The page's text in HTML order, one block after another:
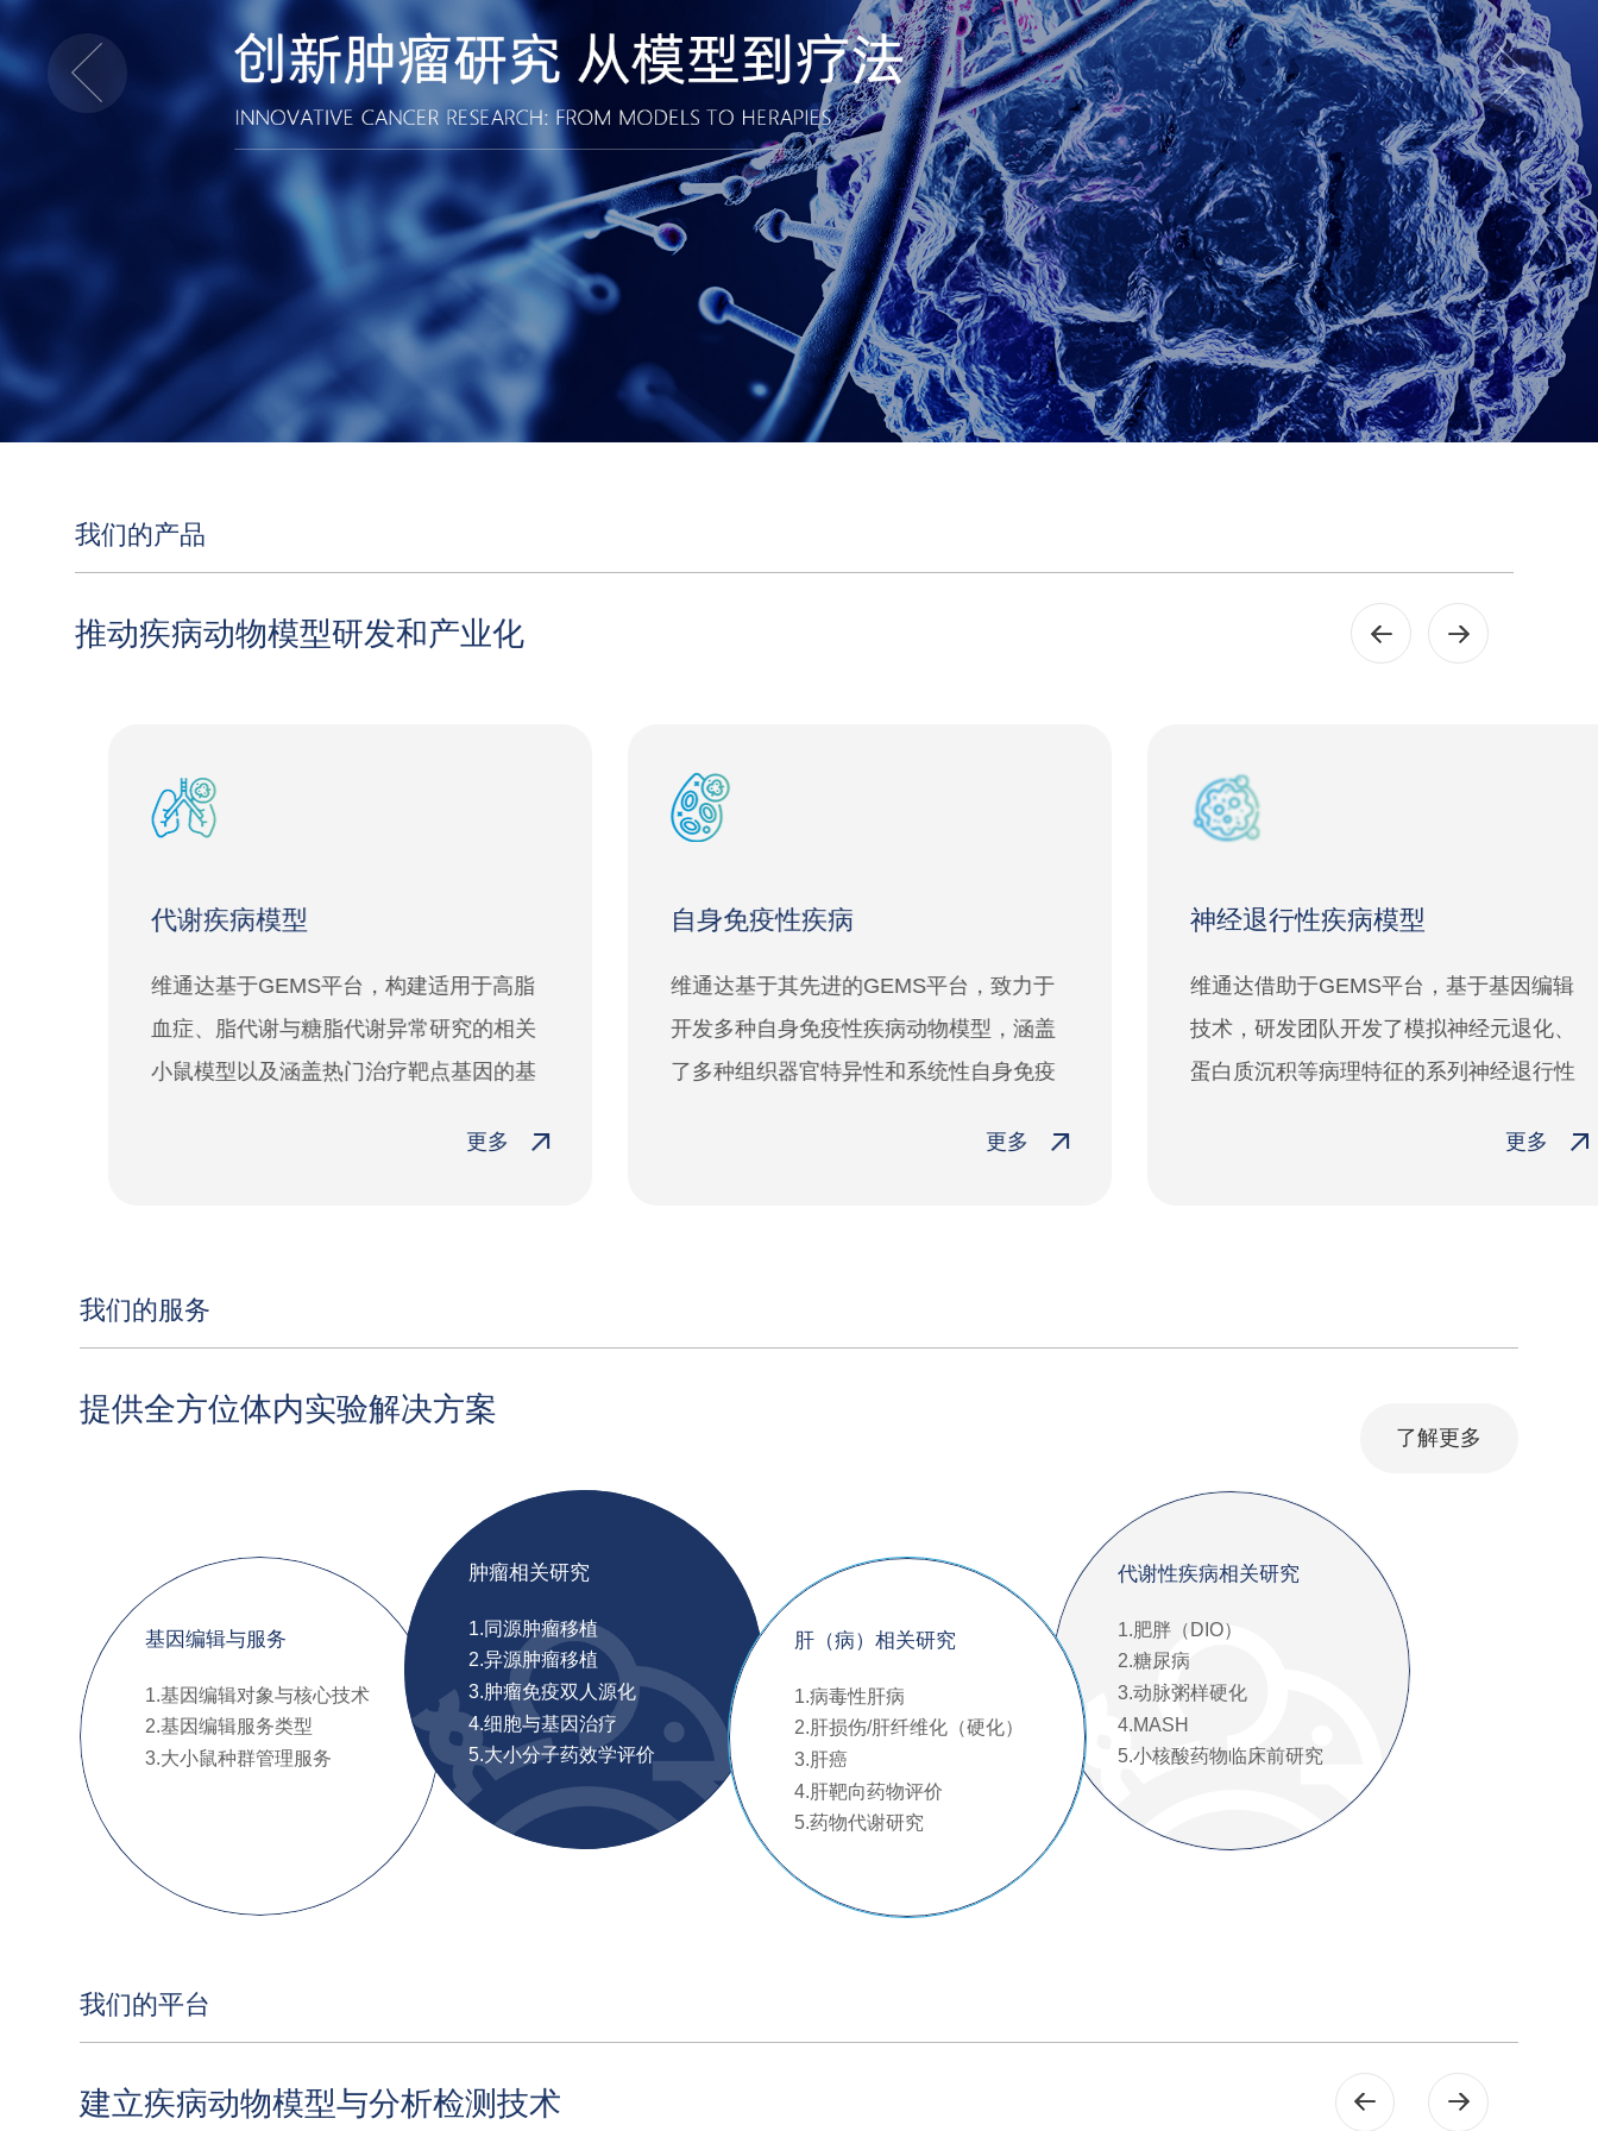
我们的产品
推动疾病动物模型研发和产业化
代谢疾病模型
维通达基于GEMS平台，构建适用于高脂
血症、脂代谢与糖脂代谢异常研究的相关
小鼠模型以及涵盖热门治疗靶点基因的基
更多
自身免疫性疾病
维通达基于其先进的GEMS平台，致力于
开发多种自身免疫性疾病动物模型，涵盖
了多种组织器官特异性和系统性自身免疫
更多
神经退行性疾病模型
维通达借助于GEMS平台，基于基因编辑
技术，研发团队开发了模拟神经元退化、
蛋白质沉积等病理特征的系列神经退行性
更多
我们的服务
提供全方位体内实验解决方案
了解更多
基因编辑与服务
1.基因编辑对象与核心技术
2.基因编辑服务类型
3.大小鼠种群管理服务
肿瘤相关研究
1.同源肿瘤移植
2.异源肿瘤移植
3.肿瘤免疫双人源化
4.细胞与基因治疗
5.大小分子药效学评价
肝（病）相关研究
1.病毒性肝病
2.肝损伤/肝纤维化（硬化）
3.肝癌
4.肝靶向药物评价
5.药物代谢研究
代谢性疾病相关研究
1.肥胖（DIO）
2.糖尿病
3.动脉粥样硬化
4.MASH
5.小核酸药物临床前研究
我们的平台
建立疾病动物模型与分析检测技术